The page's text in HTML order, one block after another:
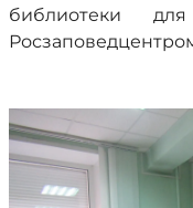
библиотеки